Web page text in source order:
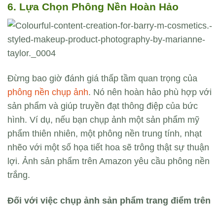
6. Lựa Chọn Phông Nền Hoàn Hảo
Đừng bao giờ đánh giá thấp tầm quan trọng của
phông nền chụp ảnh. Nó nên hoàn hảo phù hợp với
sản phẩm và giúp truyền đạt thông điệp của bức
hình. Ví dụ, nếu bạn chụp ảnh một sản phẩm mỹ
phẩm thiên nhiên, một phông nền trung tính, nhạt
nhẽo với một số họa tiết hoa sẽ trông thật sự thuận
lợi. Ảnh sản phẩm trên Amazon yêu cầu phông nền
trắng.
Đối với việc chụp ảnh sản phẩm trang điểm trên